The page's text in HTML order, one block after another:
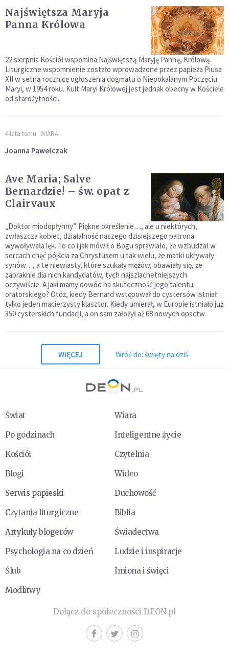
Najświętsza Maryja
Panna Królowa
22 sierpnia Kościół wspomina Najświętszą Maryję Pannę, Królową.
Liturgiczne wspomnienie zostało wprowadzone przez papieża Piusa
XII w setną rocznicę ogłoszenia dogmatu o Niepokalanym Poczęciu
Maryi, w 1954 roku. Kult Maryi Królowej jest jednak obecny w Kościele
od starożytności.
4 lata temu WIARA
Joanna Pawełczak
Ave Maria; Salve
Bernardzie! – św. opat z
Clairvaux
„Doktor miodopłynny”. Piękne określenie…, ale u niektórych,
zwłaszcza kobiet, działalność naszego dzisiejszego patrona
wywoływała lęk. To co i jak mówił o Bogu sprawiało, że wzbudzał w
sercach chęć pójścia za Chrystusem u tak wielu, że matki ukrywały
synów…, a te niewiasty, które szukały mężów, obawiały się, że
zabraknie dla nich kandydatów, tych najszlachetniejszych
oczywiście. A jaki mamy dowód na skuteczność jego talentu
oratorskiego? Otóż, kiedy Bernard wstępował do cystersów istniał
tylko jeden macierzysty klasztor. Kiedy umierał, w Europie istniało już
350 cysterskich fundacji, a on sam założył aż 68 nowych opactw.
WIĘCEJ Wróć do: święty na dziś
Świat
Wiara
Po godzinach
Inteligentne życie
Kościół
Czytelnia
Blogi
Wideo
Serwis papieski
Duchowość
Czytania liturgiczne
Biblia
Artykuły blogerów
Świadectwa
Psychologia na co dzień
Ludzie i inspiracje
Ślub
Imiona i święci
Modlitwy
Dołącz do społeczności DEON.pl